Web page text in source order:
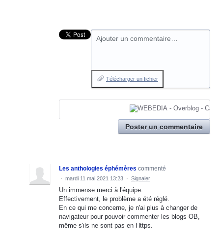
Ajouter un commentaire…
Télécharger un fichier
Poster un commentaire
Les anthologies éphémères commenté
· mardi 11 mai 2021 13:23 · Signaler
Un immense merci à l'équipe.
Effectivement, le problème a été réglé.
En ce qui me concerne, je n'ai plus à changer de
navigateur pour pouvoir commenter les blogs OB,
même s'ils ne sont pas en Https.